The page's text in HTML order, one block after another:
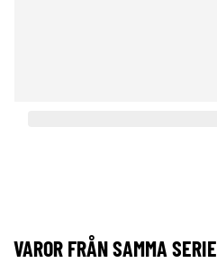
VAROR FRÅN SAMMA SERIE